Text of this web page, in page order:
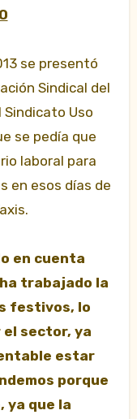
se presentó
Sindical del
Sindicato Uso
se pedía que
laboral para
en esos días de
en cuenta
trabajado la
festivos, lo
el sector, ya
estar
porque
ya que la